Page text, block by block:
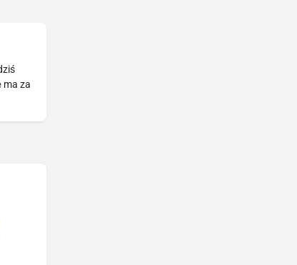
ma za